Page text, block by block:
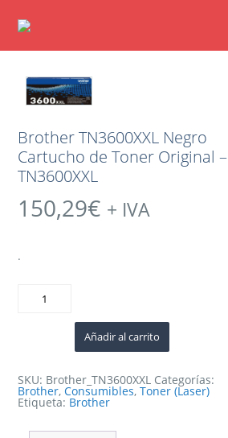
Brother TN3600XXL Negro
Cartucho de Toner Original –
TN3600XXL
150,29€ + IVA
.
TN3600XXL
TN3600XXL
cantidad
Añadir al carrito
SKU: Brother_TN3600XXL Categorías:
Brother,Consumibles,Toner (Laser)
Etiqueta: Brother